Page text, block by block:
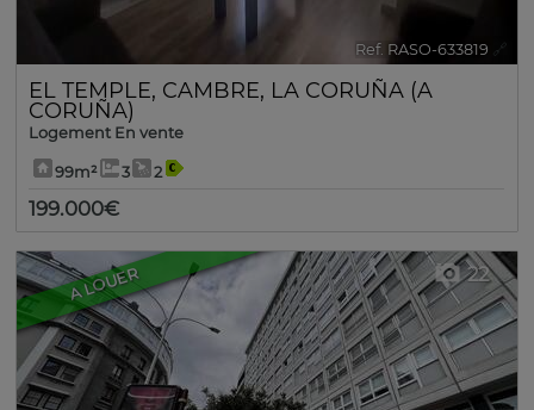
Ref. RASO-633819 🔗
EL TEMPLE, CAMBRE, LA CORUÑA (A
CORUÑA)
Logement En vente
99m² 3 2
199.000€
A LOUER 22